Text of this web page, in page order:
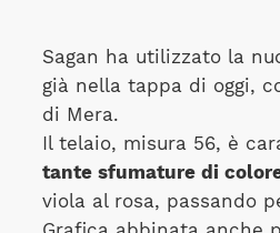
Sagan ha utilizzato la
già nella tappa di oggi,
di Mera.
Il telaio, misura 56, è
tante sfumature di
viola al rosa, passando